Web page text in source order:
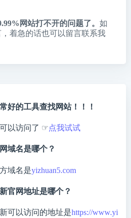
网站打不开的问题了。 如
着急的话也可以留言联系我
好的工具查找网站！！！
以访问了 ☞点我试试
域名是哪个？
域名是yizhuan5.com
官网地址是哪个？
可以访问的地址是https://www.yi